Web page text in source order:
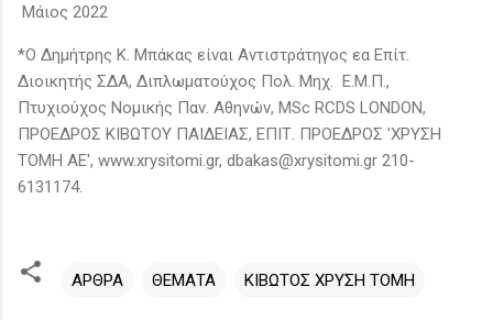
Μάιος 2022
*Ο Δημήτρης Κ. Μπάκας είναι Αντιστράτηγος εα Επίτ.
Διοικητής ΣΔΑ, Διπλωματούχος Πολ. Μηχ. Ε.Μ.Π.,
Πτυχιούχος Νομικής Παν. Αθηνών, MSc RCDS LONDON,
ΠΡΟΕΔΡΟΣ ΚΙΒΩΤΟΥ ΠΑΙΔΕΙΑΣ, ΕΠΙΤ. ΠΡΟΕΔΡΟΣ 'ΧΡΥΣΗ
ΤΟΜΗ ΑΕ', www.xrysitomi.gr, dbakas@xrysitomi.gr 210-
6131174.
ΑΡΘΡΑ ΘΕΜΑΤΑ ΚΙΒΩΤΟΣ ΧΡΥΣΗ ΤΟΜΗ